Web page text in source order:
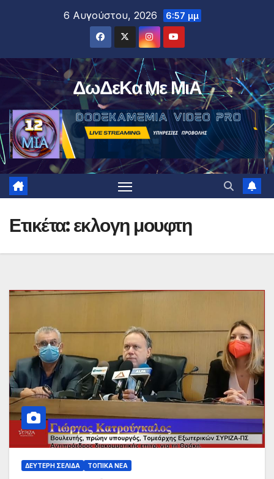
6 Αυγούστου, 2026 6:57 μμ
ΔωΔεΚα Με ΜιΑ
Ετικέτα:εκλογη μουφτη
ΔΕΎΤΕΡΗ ΣΕΛΊΔΑ ΤΟΠΙΚΆ ΝΈΑ